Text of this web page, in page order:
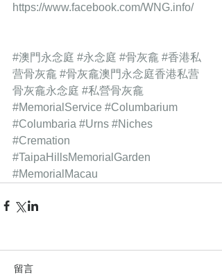
https://www.facebook.com/WNG.info/
#澳門永念庭 #永念庭 #骨灰龕 #香港私
营骨灰龕 #骨灰龕澳門永念庭香港私营
骨灰龕永念庭 #私營骨灰龕
#MemorialService #Columbarium
#Columbaria #Urns #Niches
#Cremation
#TaipaHillsMemorialGarden
#MemorialMacau
留言